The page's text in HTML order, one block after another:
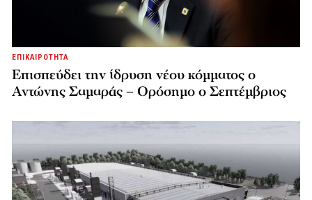
ΕΠΙΚΑΙΡΟΤΗΤΑ
Επισπεύδει την ίδρυση νέου κόμματος o
Αντώνης Σαμαράς – Ορόσημο ο Σεπτέμβριος